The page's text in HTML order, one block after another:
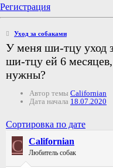
Регистрация
Уход за собаками
У меня ши-тцу уход
ши-тцу ей 6
нужны?
Автор темы Californian
Дата начала 18.07.2020
Сортировка по дате
C Californian
Любитель собак